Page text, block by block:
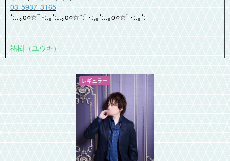
03-5937-3165
*:..｡o○☆ﾟ･:,｡*:..｡o○☆*:ﾟ･:,｡*:..｡o○☆ﾟ･:,｡*:
祐樹（ユウキ）